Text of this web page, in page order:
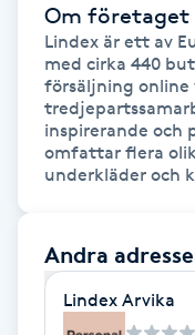
Fotmassage
Fotsvamp
Fotvård
Fransar
Fransborttagning
Om företaget
Lindex är ett av
med cirka 440
försäljning online
inspirerande och
omfattar flera
underkläder och
Andra
Lindex Arvika